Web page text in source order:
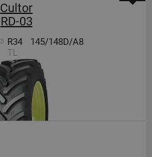
Cultor
RD-03
R34
145/148D/A8
TL